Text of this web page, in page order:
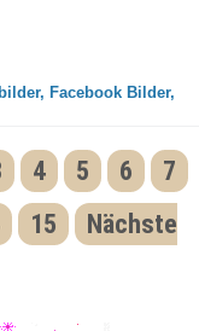
Facebook Bilder,
4 5 6
7
15
Nächste